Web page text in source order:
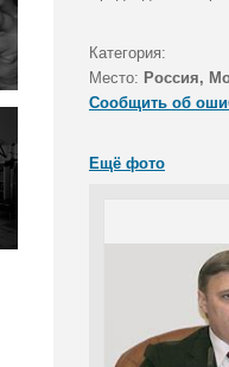
Категория:
Место: Россия,
Сообщить об
Ещё фото